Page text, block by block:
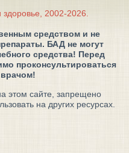
2002-2026.
средством и не
БАД не могут
средства! Перед
проконсультироваться
этом сайте, запрещено
на других ресурсах.